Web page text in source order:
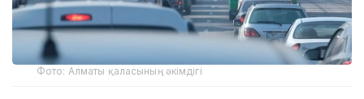
Фото: Алматы қаласының әкімдігі